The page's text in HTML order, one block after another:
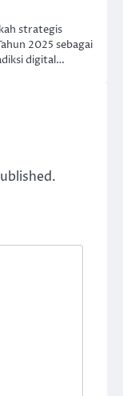
strategis
2025 sebagai
digital…